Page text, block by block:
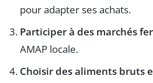
pour adapter ses achats.
Participer à des marchés
AMAP locale.
Choisir des aliments bruts